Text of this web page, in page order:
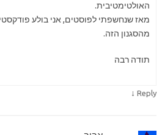
האולטימטיבית.
מאז שנחשפתי לפוסטים, אני בולע
מהסגנון הזה.
תודה רבה
Reply
↓